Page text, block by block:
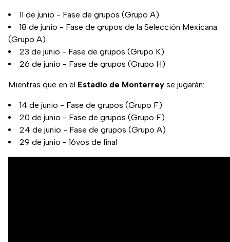
11 de junio - Fase de grupos (Grupo A)
18 de junio - Fase de grupos de la Selección Mexicana
(Grupo A)
23 de junio - Fase de grupos (Grupo K)
26 de junio - Fase de grupos (Grupo H)
Mientras que en el Estadio de Monterrey se jugarán:
14 de junio - Fase de grupos (Grupo F)
20 de junio - Fase de grupos (Grupo F)
24 de junio - Fase de grupos (Grupo A)
29 de junio - 16vos de final